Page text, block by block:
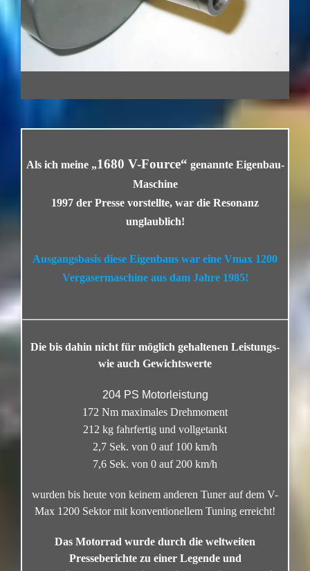
Als ich meine „1680 V-Fource“ genannte Eigenbau-
Maschine
1997 der Presse vorstellte, war die Resonanz
unglaublich!
Ausgangsbasis diese Eigenbaus war eine Vmax 1200
Vergasermaschine aus dam Jahre 1985!
Die bis dahin nicht für möglich gehaltenen Leistungs-
wie auch Gewichtswerte
204 PS Motorleistung
172 Nm maximales Drehmoment
212 kg fahrfertig und vollgetankt
2,7 Sek. von 0 auf 100 km/h
7,6 Sek. von 0 auf 200 km/h
wurden bis heute von keinem anderen Tuner auf dem V-
Max 1200 Sektor mit konventionellem Tuning erreicht!
Das Motorrad wurde durch die weltweiten
Presseberichte zu einer Legende und